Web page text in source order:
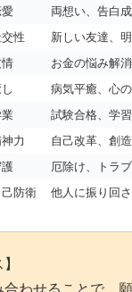
両想い、告白
性
新しい友達、
お金の悩み解
病気平癒、心
試験合格、学
力
自己改革、創
厄除け、トラ
防衛 他人に振り回
わせることで、